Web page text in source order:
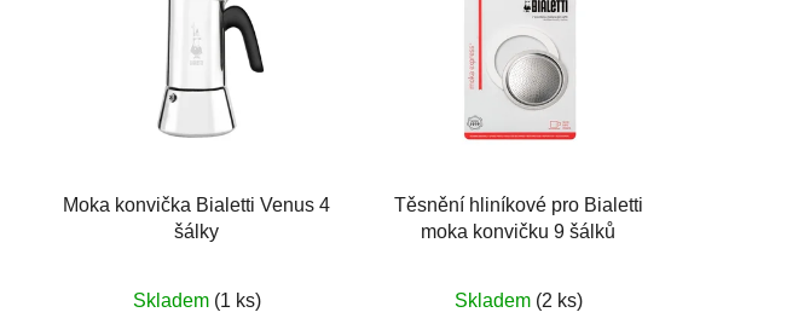
Moka konvička Bialetti Venus 4
šálky
Skladem (1 ks)
Těsnění hliníkové pro Bialetti
moka konvičku 9 šálků
Skladem (2 ks)